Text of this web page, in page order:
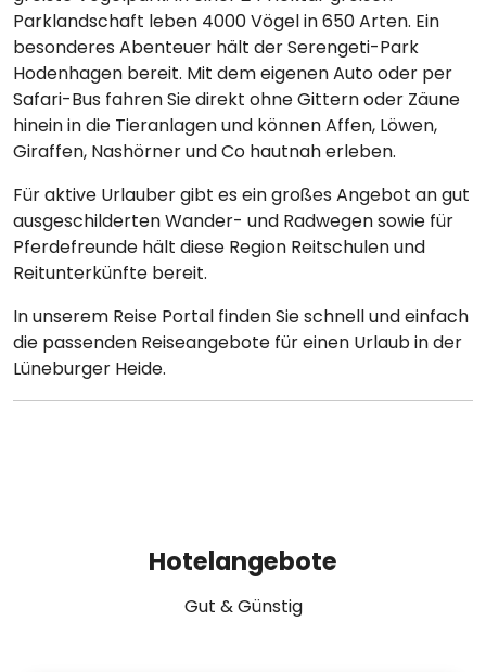
Parklandschaft leben 4000 Vögel in 650 Arten. Ein
besonderes Abenteuer hält der Serengeti-Park
Hodenhagen bereit. Mit dem eigenen Auto oder per
Safari-Bus fahren Sie direkt ohne Gittern oder Zäune
hinein in die Tieranlagen und können Affen, Löwen,
Giraffen, Nashörner und Co hautnah erleben.
Für aktive Urlauber gibt es ein großes Angebot an gut
ausgeschilderten Wander- und Radwegen sowie für
Pferdefreunde hält diese Region Reitschulen und
Reitunterkünfte bereit.
In unserem Reise Portal finden Sie schnell und einfach
die passenden Reiseangebote für einen Urlaub in der
Lüneburger Heide.
Hotelangebote
Gut & Günstig